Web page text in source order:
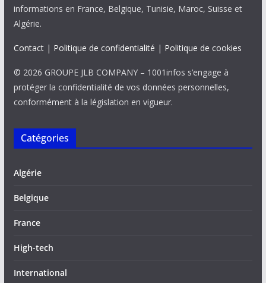
informations en France, Belgique, Tunisie, Maroc, Suisse et
Algérie.
Contact| Politique de confidentialité | Politique de cookies
© 2026 GROUPE JLB COMPANY – 1001infos s’engage à
protéger la confidentialité de vos données personnelles,
conformément à la législation en vigueur.
Catégories
Algérie
Belgique
France
High-tech
International